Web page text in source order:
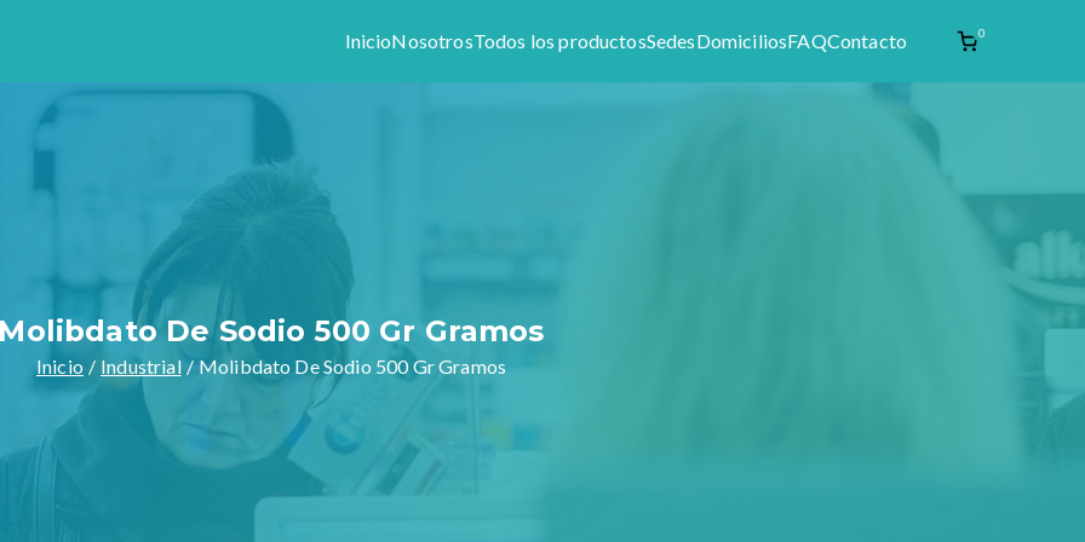
1944, somos especialistas en preparar formulas magistrales y venta de materia prima como productos naturales,
productos y servicios.
InicioNosotrosTodos los productosSedesDomiciliosFAQContacto 0
Molibdato De Sodio 500 Gr Gramos
Inicio Industrial Molibdato De Sodio 500 Gr Gramos